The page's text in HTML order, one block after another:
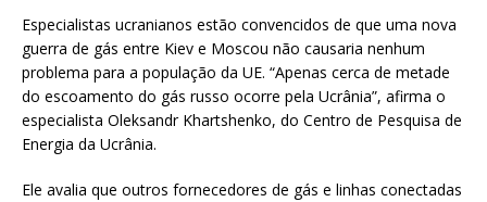
Especialistas ucranianos estão convencidos de que uma nova
guerra de gás entre Kiev e Moscou não causaria nenhum
problema para a população da UE. “Apenas cerca de metade
do escoamento do gás russo ocorre pela Ucrânia”, afirma o
especialista Oleksandr Khartshenko, do Centro de Pesquisa de
Energia da Ucrânia.
Ele avalia que outros fornecedores de gás e linhas conectadas